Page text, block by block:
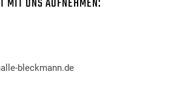
bleckmann.de